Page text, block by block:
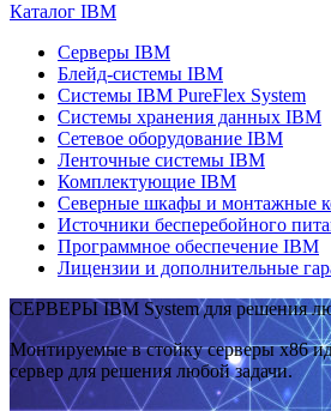
Каталог IBM
Серверы IBM
Блейд-системы IBM
Системы IBM PureFlex System
Системы хранения данных IBM
Сетевое оборудование IBM
Ленточные системы IBM
Комплектующие IBM
Северные шкафы и монтажные
Источники бесперебойного
Программное обеспечение IBM
Лицензии и дополнительные
СЕРВЕРЫ IBM System для решения
Монтируемые в стойку серверы x86
сервер для решения любой задачи.